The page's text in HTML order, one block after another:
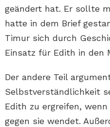
geändert hat. Er sollte
hatte in dem Brief
Timur sich durch
Einsatz für Edith in den
Der andere Teil
Selbstverständlichkeit
Edith zu ergreifen,
gegen sie wendet.